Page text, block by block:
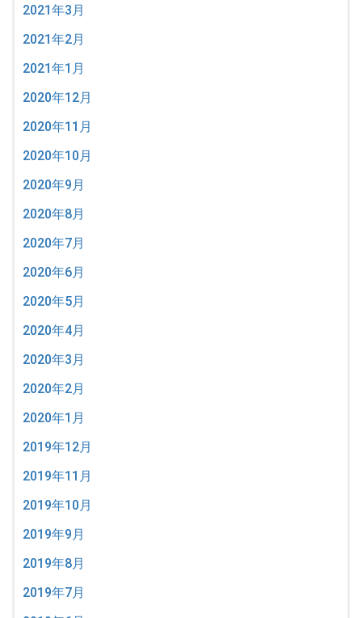
2021年3月
2021年2月
2021年1月
2020年12月
2020年11月
2020年10月
2020年9月
2020年8月
2020年7月
2020年6月
2020年5月
2020年4月
2020年3月
2020年2月
2020年1月
2019年12月
2019年11月
2019年10月
2019年9月
2019年8月
2019年7月